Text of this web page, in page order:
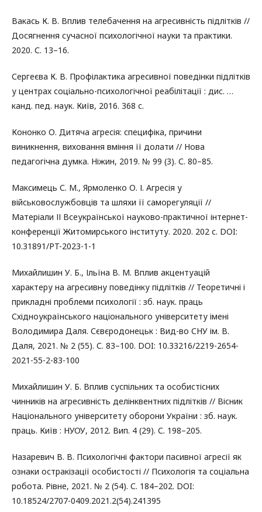
Вакась К. В. Вплив телебачення на агресивність підлітків //
Досягнення сучасної психологічної науки та практики.
2020. С. 13–16.
Сергеєва К. В. Профілактика агресивної поведінки підлітків
у центрах соціально-психологічної реабілітації : дис. …
канд. пед. наук. Київ, 2016. 368 с.
Кононко О. Дитяча агресія: специфіка, причини
виникнення, виховання вміння її долати // Нова
педагогічна думка. Ніжин, 2019. № 99 (3). С. 80–85.
Максимець С. М., Ярмоленко О. І. Агресія у
військовослужбовців та шляхи її саморегуляції //
Матеріали ІІ Всеукраїнської науково-практичної інтернет-
конференції Житомирського інституту. 2020. 202 с. DOI:
10.31891/PT-2023-1-1
Михайлишин У. Б., Ільїна В. М. Вплив акцентуацій
характеру на агресивну поведінку підлітків // Теоретичні і
прикладні проблеми психології : зб. наук. праць
Східноукраїнського національного університету імені
Володимира Даля. Сєвєродонецьк : Вид-во СНУ ім. В.
Даля, 2021. № 2 (55). С. 83–100. DOI: 10.33216/2219-2654-
2021-55-2-83-100
Михайлишин У. Б. Вплив суспільних та особистісних
чинників на агресивність делінквентних підлітків // Вісник
Національного університету оборони України : зб. наук.
праць. Київ : НУОУ, 2012. Вип. 4 (29). С. 198–205.
Назаревич В. В. Психологічні фактори пасивної агресії як
ознаки остракізації особистості // Психологія та соціальна
робота. Рівне, 2021. № 2 (54). С. 184–202. DOI:
10.18524/2707-0409.2021.2(54).241395